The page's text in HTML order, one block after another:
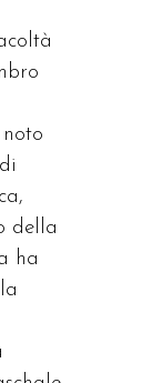
della
ha